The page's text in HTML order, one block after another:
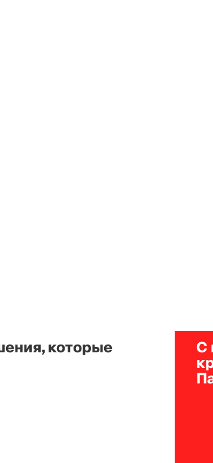
которые С